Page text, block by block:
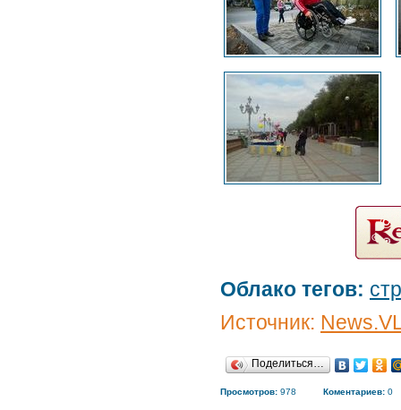
Облако тегов:
Источник:
Поделиться…
Просмотров: 978 Коментариев: 0